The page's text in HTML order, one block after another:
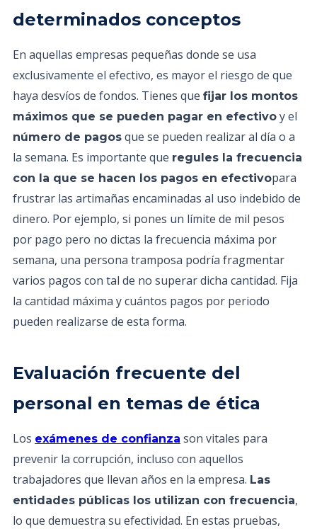
determinados conceptos
En aquellas empresas pequeñas donde se usa
exclusivamente el efectivo, es mayor el riesgo de que
haya desvíos de fondos. Tienes que fijar los montos
máximos que se pueden pagar en efectivo y el
número de pagos que se pueden realizar al día o a
la semana. Es importante que regules la frecuencia
con la que se hacen los pagos en efectivopara
frustrar las artimañas encaminadas al uso indebido de
dinero. Por ejemplo, si pones un límite de mil pesos
por pago pero no dictas la frecuencia máxima por
semana, una persona tramposa podría fragmentar
varios pagos con tal de no superar dicha cantidad. Fija
la cantidad máxima y cuántos pagos por periodo
pueden realizarse de esta forma.
Evaluación frecuente del
personal en temas de ética
Los exámenes de confianza son vitales para
prevenir la corrupción, incluso con aquellos
trabajadores que llevan años en la empresa. Las
entidades públicas los utilizan con frecuencia,
lo que demuestra su efectividad. En estas pruebas,